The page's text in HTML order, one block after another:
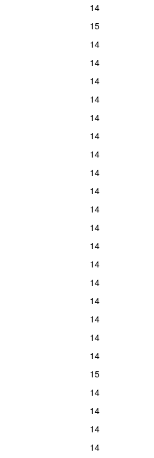
14
15
14
14
14
14
14
14
14
14
14
14
14
14
14
14
14
14
14
14
15
14
14
14
14